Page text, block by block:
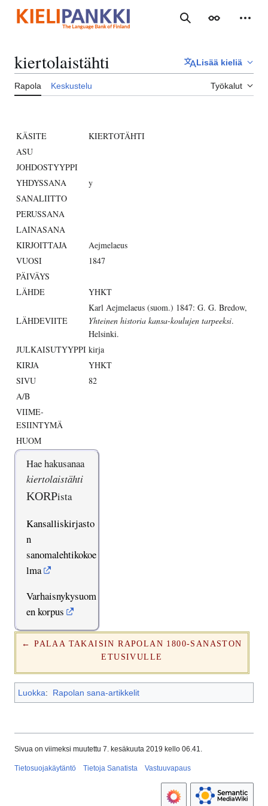
sisältöön
Haku Ulkoasu
kiertolaistähti Lisää kieliä
Rapola Keskustelu Työkalut
KÄSITE
KIERTOTÄHTI
ASU
JOHDOSTYYPPI
YHDYSSANA
y
SANALIITTO
PERUSSANA
LAINASANA
KIRJOITTAJA
Aejmelaeus
VUOSI
1847
PÄIVÄYS
LÄHDE
YHKT
LÄHDEVIITE
Karl Aejmelaeus (suom.) 1847: G. G. Bredow,
Yhteinen historia kansa-koulujen tarpeeksi.
Helsinki.
JULKAISUTYYPPI kirja
KIRJA
YHKT
SIVU
82
A/B
VIIME-
ESIINTYMÄ
HUOM
Hae hakusanaa
kiertolaistähti
KORPista
Kansalliskirjasto
n
sanomalehtikokoe
lma
Varhaisnykysuom
en korpus
← PALAA TAKAISIN RAPOLAN 1800-SANASTON
ETUSIVULLE
Luokka: Rapolan sana-artikkelit
Sivua on viimeksi muutettu 7. kesäkuuta 2019 kello 06.41.
Tietosuojakäytäntö Tietoja Sanatista Vastuuvapaus